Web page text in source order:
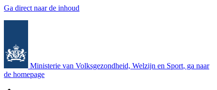
Ga direct naar de inhoud
Ministerie van Volksgezondheid, Welzijn en Sport, ga naar
de homepage